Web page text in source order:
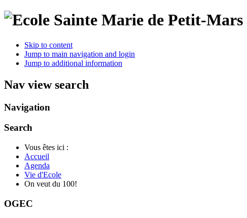
Skip to content
Jump to main navigation and login
Jump to additional information
Nav view search
Navigation
Search
Vous êtes ici :
Accueil
Agenda
Vie d'Ecole
On veut du 100!
OGEC